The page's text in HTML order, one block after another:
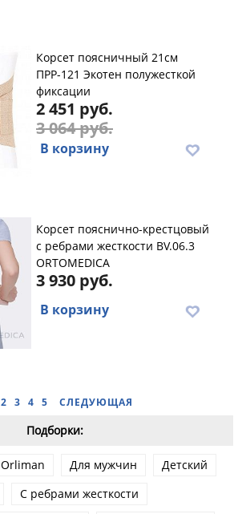
Корсет поясничный 21см
ПРР-121 Экотен полужесткой
фиксации
2 451 руб.
3 064 руб.
В корзину
Корсет пояснично-крестцовый
с ребрами жесткости BV.06.3
ORTOMEDICA
3 930 руб.
В корзину
2 3 4 5 СЛЕДУЮЩАЯ
Подборки:
Orliman Для мужчин
Детский
С ребрами жесткости